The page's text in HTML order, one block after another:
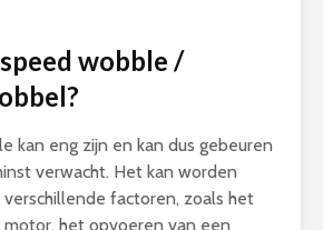
wobble /
kan eng zijn en kan dus gebeuren
verwacht. Het kan worden
factoren, zoals het
het opvoeren van een